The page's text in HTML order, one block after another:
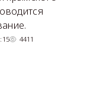
4411